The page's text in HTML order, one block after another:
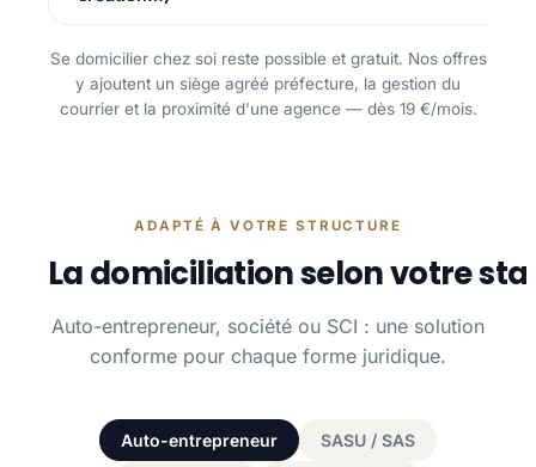
Se domicilier chez soi reste possible et gratuit. Nos offres
y ajoutent un siège agréé préfecture, la gestion du
courrier et la proximité d'une agence — dès 19 €/mois.
ADAPTÉ À VOTRE STRUCTURE
La domiciliation selon votre
Auto-entrepreneur, société ou SCI : une solution
conforme pour chaque forme juridique.
Auto-entrepreneur SASU / SAS